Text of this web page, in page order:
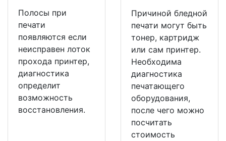
Полосы при
печати
появляются если
неисправен лоток
прохода принтер,
диагностика
определит
возможность
восстановления.
Причиной бледной
печати могут быть
тонер, картридж
или сам принтер.
Необходима
диагностика
печатающего
оборудования,
после чего можно
посчитать
стоимость